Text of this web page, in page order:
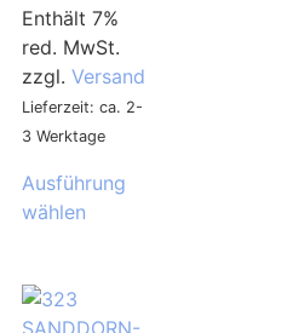
Enthält 7%
red. MwSt.
zzgl. Versand
Lieferzeit: ca. 2-
3 Werktage
Ausführung
wählen